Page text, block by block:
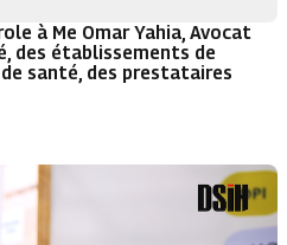
à Me Omar Yahia, Avocat
des établissements de
santé, des prestataires